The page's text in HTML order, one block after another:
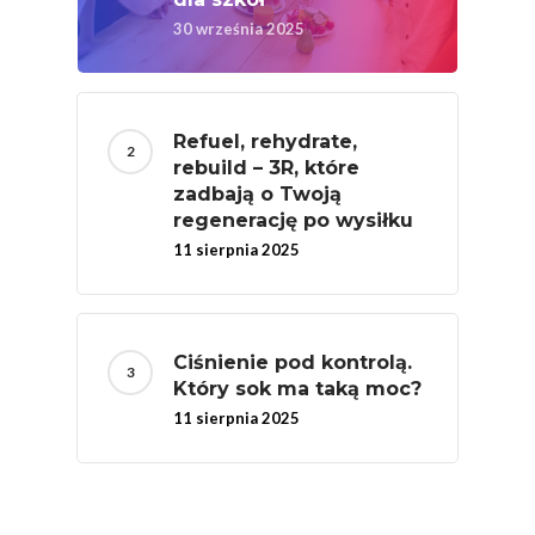
30 września 2025
Refuel, rehydrate,
rebuild – 3R, które
zadbają o Twoją
regenerację po wysiłku
11 sierpnia 2025
Ciśnienie pod kontrolą.
Który sok ma taką moc?
11 sierpnia 2025
Nutriscore Fakty
Federacja
Rolnych – Ziemniaki
Jedz Owoce I
Nich Największa
Festiwal Młody
Jemy Eko Warzywa I
Owoce